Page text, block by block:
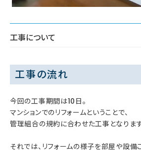
工事について
工事の流れ
今回の工事期間は10日。
マンションでのリフォームということで、
管理組合の規約に合わせた工事となります
それでは、リフォームの様子を部屋や設備